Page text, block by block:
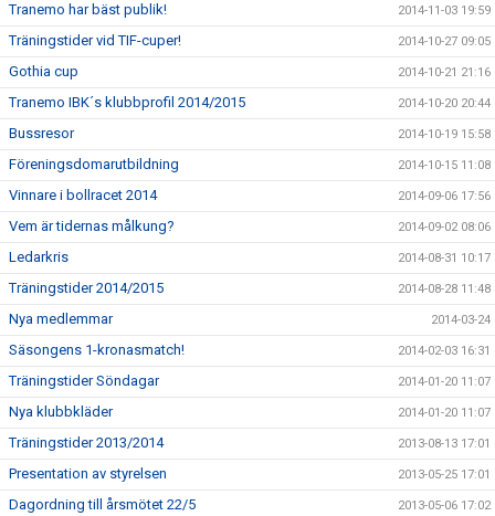
Tranemo har bäst publik! 2014-11-03 19:59
Träningstider vid TIF-cuper! 2014-10-27 09:05
Gothia cup 2014-10-21 21:16
Tranemo IBK´s klubbprofil 2014/2015 2014-10-20 20:44
Bussresor 2014-10-19 15:58
Föreningsdomarutbildning 2014-10-15 11:08
Vinnare i bollracet 2014 2014-09-06 17:56
Vem är tidernas målkung? 2014-09-02 08:06
Ledarkris 2014-08-31 10:17
Träningstider 2014/2015 2014-08-28 11:48
Nya medlemmar 2014-03-24
Säsongens 1-kronasmatch! 2014-02-03 16:31
Träningstider Söndagar 2014-01-20 11:07
Nya klubbkläder 2014-01-20 11:07
Träningstider 2013/2014 2013-08-13 17:01
Presentation av styrelsen 2013-05-25 17:01
Dagordning till årsmötet 22/5 2013-05-06 17:02